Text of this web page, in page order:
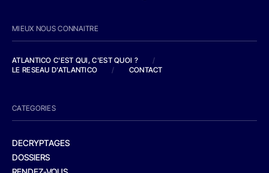
MIEUX NOUS CONNAITRE
ATLANTICO C'EST QUI, C'EST QUOI ?
/
LE RESEAU D'ATLANTICO
/ CONTACT
CATEGORIES
DECRYPTAGES
DOSSIERS